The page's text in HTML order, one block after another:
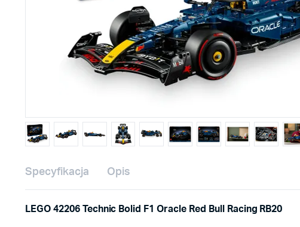
Specyfikacja Opis
LEGO 42206 Technic Bolid F1 Oracle Red Bull Racing RB20